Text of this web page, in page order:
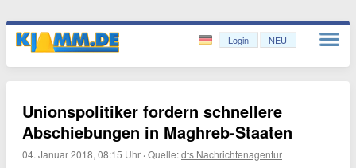
Login NEU
Unionspolitiker fordern schnellere
Abschiebungen in Maghreb-Staaten
04. Januar 2018, 08:15 Uhr ·Quelle:dts Nachrichtenagentur